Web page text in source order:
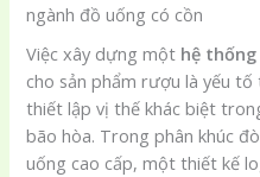
ngành đồ uống có cồn
Việc xây dựng một hệ thống
cho sản phẩm rượu là yếu
thiết lập vị thế khác biệt
bão hòa. Trong phân khúc
uống cao cấp, một thiết kế